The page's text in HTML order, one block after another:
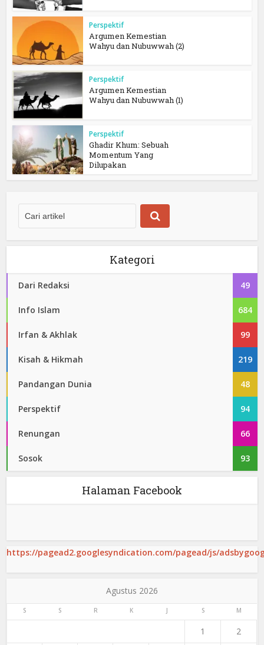
Perspektif
Argumen Kemestian
Wahyu dan Nubuwwah (2)
Perspektif
Argumen Kemestian
Wahyu dan Nubuwwah (1)
Perspektif
Ghadir Khum: Sebuah
Momentum Yang
Dilupakan
Kategori
Dari Redaksi 49
Info Islam 684
Irfan & Akhlak 99
Kisah & Hikmah 219
Pandangan Dunia 48
Perspektif 94
Renungan 66
Sosok 93
Halaman Facebook
https://pagead2.googlesyndication.com/pagead/js/
Agustus 2026
S S R K J S M
1 2